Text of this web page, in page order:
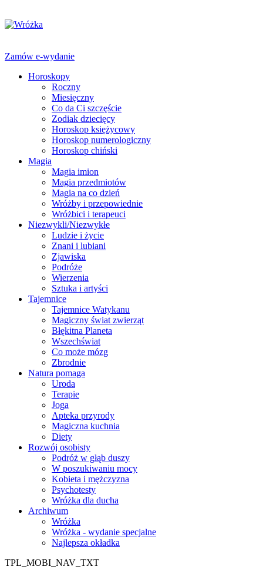
Zamów e-wydanie
Horoskopy
Roczny
Miesięczny
Co da Ci szczęście
Zodiak dziecięcy
Horoskop księżycowy
Horoskop numerologiczny
Horoskop chiński
Magia
Magia imion
Magia przedmiotów
Magia na co dzień
Wróżby i przepowiednie
Wróżbici i terapeuci
Niezwykli/Niezwykłe
Ludzie i życie
Znani i lubiani
Zjawiska
Podróże
Wierzenia
Sztuka i artyści
Tajemnice
Tajemnice Watykanu
Magiczny świat zwierząt
Błękitna Planeta
Wszechświat
Co może mózg
Zbrodnie
Natura pomaga
Uroda
Terapie
Joga
Apteka przyrody
Magiczna kuchnia
Diety
Rozwój osobisty
Podróż w głąb duszy
W poszukiwaniu mocy
Kobieta i mężczyzna
Psychotesty
Wróżka dla ducha
Archiwum
Wróżka
Wróżka - wydanie specjalne
Najlepsza okładka
TPL_MOBI_NAV_TXT